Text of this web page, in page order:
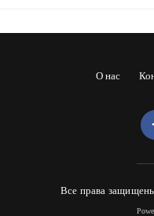
О нас
Все права